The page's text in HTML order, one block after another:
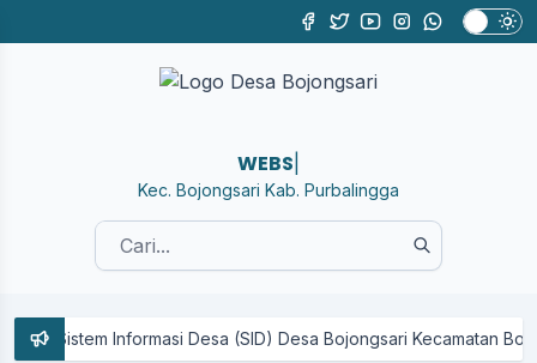
WEBSITE RES
Kec. Bojongsari Kab. Purbalingga
Informasi Desa (SID) Desa Bojongsari Kecamatan Bojongsari